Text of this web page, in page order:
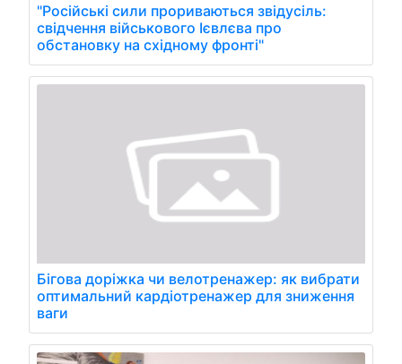
"Російські сили прориваються звідусіль:
свідчення військового Ієвлєва про
обстановку на східному фронті"
Бігова доріжка чи велотренажер: як вибрати
оптимальний кардіотренажер для зниження
ваги